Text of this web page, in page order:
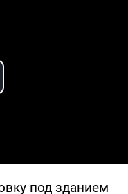
Video
под зданием